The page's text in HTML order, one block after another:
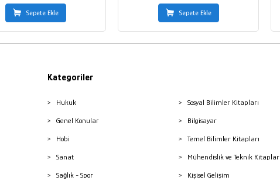
Sepete Ekle Sepete Ekle
Kategoriler
Hukuk
Genel Konular
Hobi
Sanat
Sağlık - Spor
Sosyal Bilimler Kitapları
Bilgisayar
Temel Bilimler Kitapları
Mühendislik ve Teknik Kitaplar
Kişisel Gelişim